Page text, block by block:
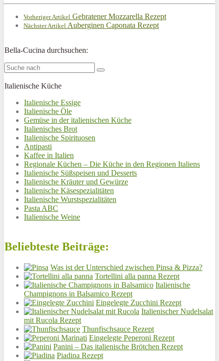
Vorheriger Artikel Gebratener Mozzarella Rezept
Nächster Artikel Auberginen Caponata Rezept
Bella-Cucina durchsuchen:
Italienische Küche
Italienische Essige
Italienische Öle
Gemüse in der italienischen Küche
Italienisches Brot
Italienische Spirituosen
Antipasti
Kaffee in Italien
Regionale Küchen – Die Küche in den Regionen Italiens
Italienische Süßspeisen und Desserts
Italienische Kräuter und Gewürze
Italienische Käsespezialitäten
Italienische Wurstspezialitäten
Pasta ABC
Italienische Weine
Beliebteste Beiträge:
Was ist der Unterschied zwischen Pinsa & Pizza?
Tortellini alla panna Rezept
Italienische
Champignons in Balsamico Rezept
Eingelegte Zucchini Rezept
Italienischer Nudelsalat
mit Rucola Rezept
Thunfischsauce Rezept
Eingelegte Peperoni Rezept
Panini – Das italienische Brötchen Rezept
Piadina Rezept